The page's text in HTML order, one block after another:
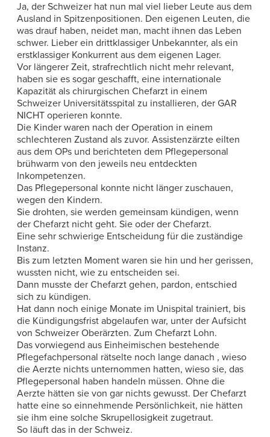
Ja, der Schweizer hat nun mal viel lieber Leute aus dem
Ausland in Spitzenpositionen. Den eigenen Leuten, die
was drauf haben, neidet man, macht ihnen das Leben
schwer. Lieber ein drittklassiger Unbekannter, als ein
erstklassiger Konkurrent aus dem eigenen Lager.
Vor längerer Zeit, strafrechtlich nicht mehr relevant,
haben sie es sogar geschafft, eine internationale
Kapazität als chirurgischen Chefarzt in einem
Schweizer Universitätsspital zu installieren, der GAR
NICHT operieren konnte.
Die Kinder waren nach der Operation in einem
schlechteren Zustand als zuvor. Assistenzärzte eilten
aus dem OPs und berichteten dem Pflegepersonal
brühwarm von den jeweils neu entdeckten
Inkompetenzen.
Das Pflegepersonal konnte nicht länger zuschauen,
wegen den Kindern.
Sie drohten, sie werden gemeinsam kündigen, wenn
der Chefarzt nicht geht. Sie oder der Chefarzt.
Eine sehr schwierige Entscheidung für die zuständige
Instanz.
Bis zum letzten Moment waren sie hin und her gerissen,
wussten nicht, wie zu entscheiden sei.
Dann musste der Chefarzt gehen, pardon, entschied
sich zu kündigen.
Hat dann noch einige Monate im Unispital trainiert, bis
die Kündigungsfrist abgelaufen war, unter der Aufsicht
von Schweizer Oberärzten. Zum Chefarzt Lohn.
Das vorwiegend aus Einheimischen bestehende
Pflegefachpersonal rätselte noch lange danach , wieso
die Aerzte nichts unternommen hatten, wieso sie, das
Pflegepersonal haben handeln müssen. Ohne die
Aerzte hätten sie von gar nichts gewusst. Der Chefarzt
hatte eine so einnehmende Persönlichkeit, nie hätten
sie ihm eine solche Skrupellosigkeit zugetraut.
So läuft das in der Schweiz.